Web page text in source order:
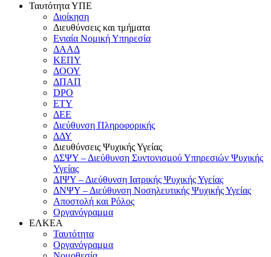
Ταυτότητα ΥΠΕ
Διοίκηση
Διευθύνσεις και τμήματα
Ενιαία Νομική Υπηρεσία
ΔΑΑΔ
ΚΕΠΥ
ΔΟΟΥ
ΔΠΑΠ
DPO
ΕΤΥ
ΔΕΕ
Διεύθυνση Πληροφορικής
ΔΔΥ
Διευθύνσεις Ψυχικής Υγείας
ΔΣΨΥ – Διεύθυνση Συντονισμού Υπηρεσιών Ψυχικής
Υγείας
ΔΙΨΥ – Διεύθυνση Ιατρικής Ψυχικής Υγείας
ΔΝΨΥ – Διεύθυνση Νοσηλευτικής Ψυχικής Υγείας
Αποστολή και Ρόλος
Οργανόγραμμα
ΕΛΚΕΑ
Ταυτότητα
Οργανόγραμμα